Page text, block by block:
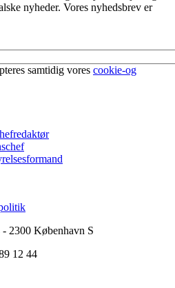
nyheder. Vores nyhedsbrev er
samtidig vores cookie-og
2300 København S
12 44